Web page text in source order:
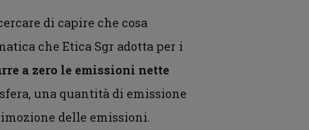
di capire che cosa
che Etica Sgr adotta per i
a zero le emissioni nette
una quantità di emissione
delle emissioni.